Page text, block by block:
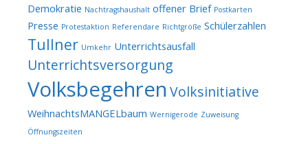
Demokratie Nachtragshaushalt offener Brief Postkarten
Presse Protestaktion Referendare Richtgröße Schülerzahlen
Tullner Umkehr Unterrichtsausfall
Unterrichtsversorgung
Volksbegehren Volksinitiative
WeihnachtsMANGELbaum Wernigerode Zuweisung
Öffnungszeiten